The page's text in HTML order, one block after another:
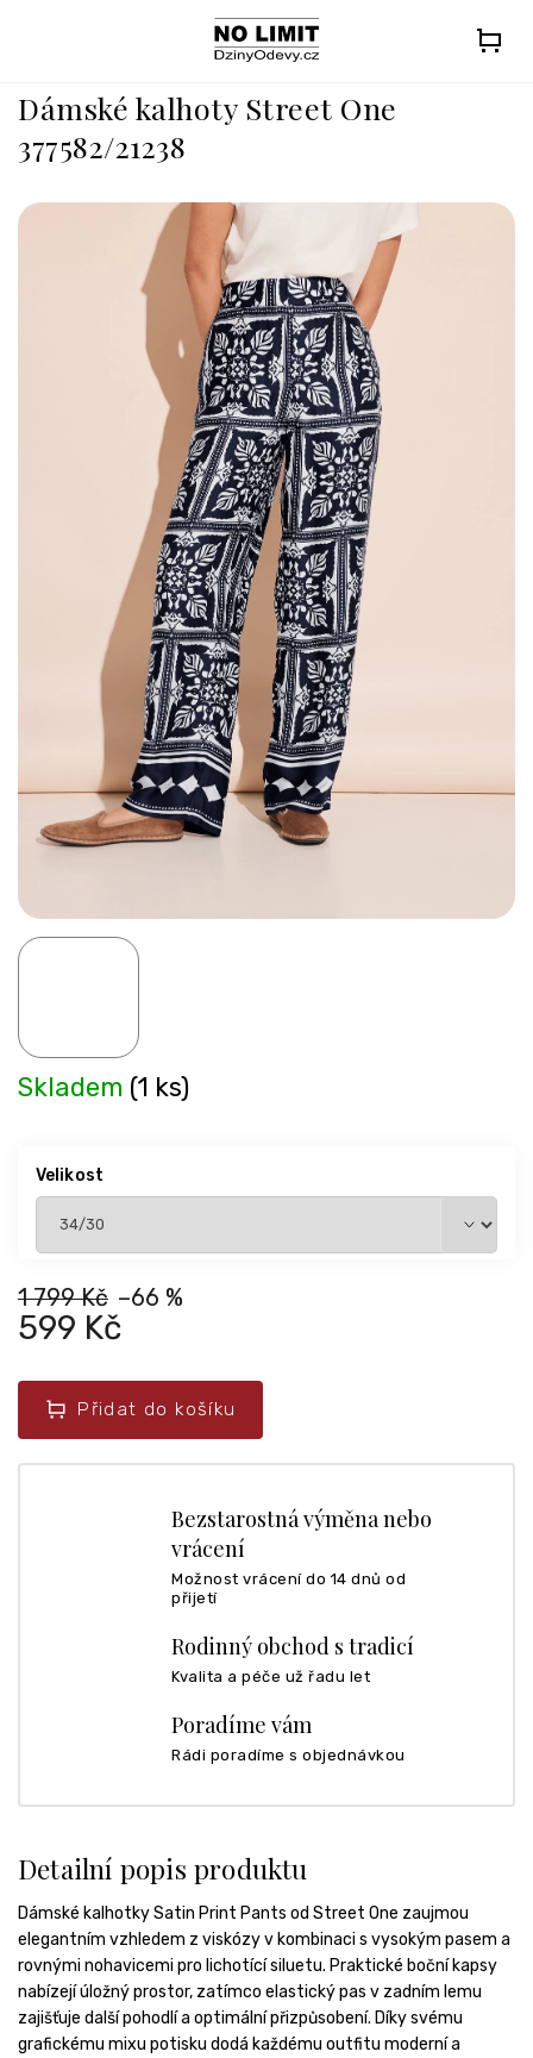
Dámské kalhoty Street One
377582/21238
1 799 Kč –66 %
599 Kč
Skladem (1 ks)
Velikost
Přidat do košíku
Bezstarostná výměna nebo
vrácení
Možnost vrácení do 14 dnů od
přijetí
Rodinný obchod s tradicí
Kvalita a péče už řadu let
Poradíme vám
Rádi poradíme s objednávkou
Detailní popis produktu
Dámské kalhotky Satin Print Pants od Street One zaujmou
elegantním vzhledem z viskózy v kombinaci s vysokým pasem a
rovnými nohavicemi pro lichotící siluetu. Praktické boční kapsy
nabízejí úložný prostor, zatímco elastický pas v zadním lemu
zajišťuje další pohodlí a optimální přizpůsobení. Díky svému
grafickému mixu potisku dodá každému outfitu moderní a